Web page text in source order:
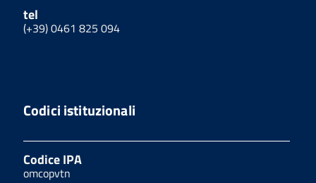
tel
(+39) 0461 825 094
Codici istituzionali
Codice IPA
omcopvtn